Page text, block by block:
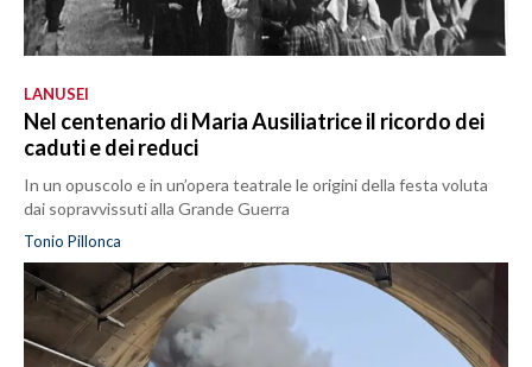
LANUSEI
Nel centenario di Maria Ausiliatrice il ricordo dei
caduti e dei reduci
In un opuscolo e in un’opera teatrale le origini della festa voluta
dai sopravvissuti alla Grande Guerra
Tonio Pillonca